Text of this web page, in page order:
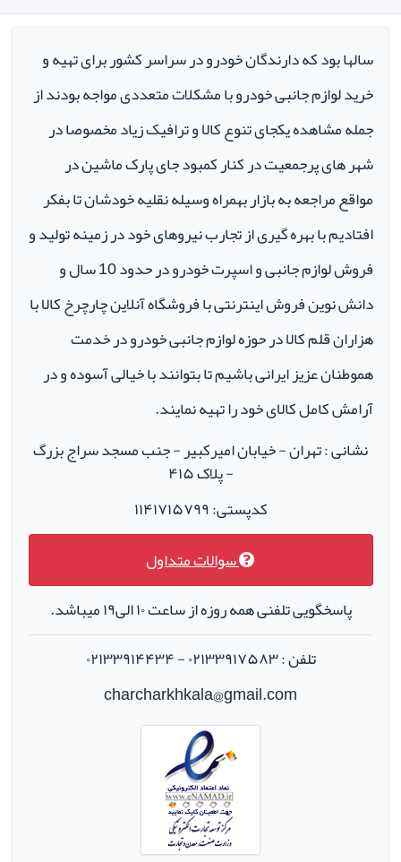
سالها بود که دارندگان خودرو در سراسر کشور برای تهیه و
خرید لوازم جانبی خودرو با مشکلات متعددی مواجه بودند از
جمله مشاهده یکجای تنوع کالا و ترافیک زیاد مخصوصا در
شهر های پرجمعیت در کنار کمبود جای پارک ماشین در
مواقع مراجعه به بازار بهمراه وسیله نقلیه خودشان تا بفکر
افتادیم با بهره گیری از تجارب نیروهای خود در زمینه تولید و
فروش لوازم جانبی و اسپرت خودرو در حدود 10 سال و
دانش نوین فروش اینترنتی با فروشگاه آنلاین چارچرخ کالا با
هزاران قلم کالا در حوزه لوازم جانبی خودرو در خدمت
هموطنان عزیز ایرانی باشیم تا بتوانند با خیالی آسوده و در
آرامش کامل کالای خود را تهیه نمایند.
نشانی : تهران - خیابان امیرکبیر - جنب مسجد سراج بزرگ
- پلاک ۴۱۵
کدپستی: ۱۱۴۱۷۱۵۷۹۹
سوالات متداول
پاسخگویی تلفنی همه روزه از ساعت ۱۰ الی۱۹ میباشد.
تلفن : ۰۲۱۳۳۹۱۷۵۸۳ - ۰۲۱۳۳۹۱۴۴۳۴
charcharkhkala@gmail.com